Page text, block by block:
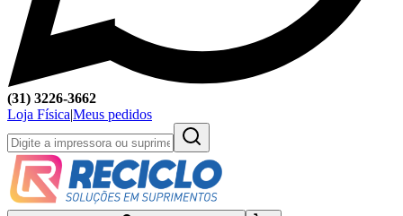
(31) 3226-3662
Loja Física|Meus pedidos